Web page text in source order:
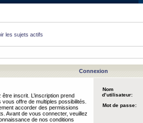
les sujets actifs
Connexion
inscrit. L’inscription prend
offre de multiples possibilités.
accorder des permissions
Avant de vous connecter, veuillez
de nos conditions
Nom
d’utilisateur:
Mot de passe: